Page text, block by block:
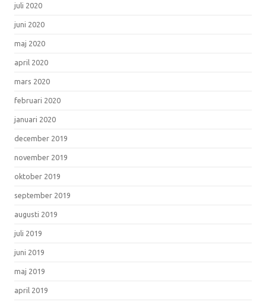
juli 2020
juni 2020
maj 2020
april 2020
mars 2020
februari 2020
januari 2020
december 2019
november 2019
oktober 2019
september 2019
augusti 2019
juli 2019
juni 2019
maj 2019
april 2019